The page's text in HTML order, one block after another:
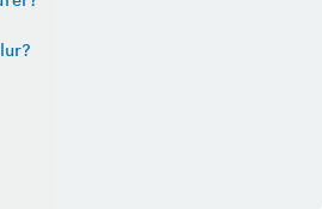
Aks Arızası Belirtileri